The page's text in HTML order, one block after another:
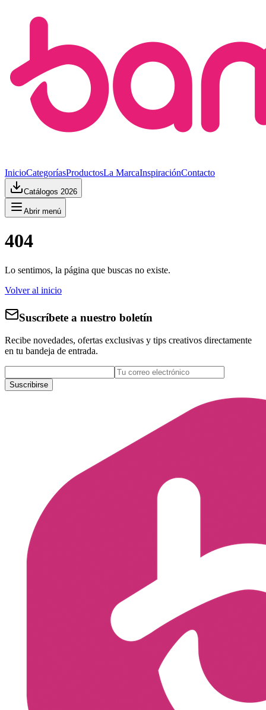
InicioCategoríasProductosLa MarcaInspiraciónContacto
Catálogos 2026
Abrir menú
404
Lo sentimos, la página que buscas no existe.
Volver al inicio
Suscríbete a nuestro boletín
Recibe novedades, ofertas exclusivas y tips creativos directamente
en tu bandeja de entrada.
Suscribirse